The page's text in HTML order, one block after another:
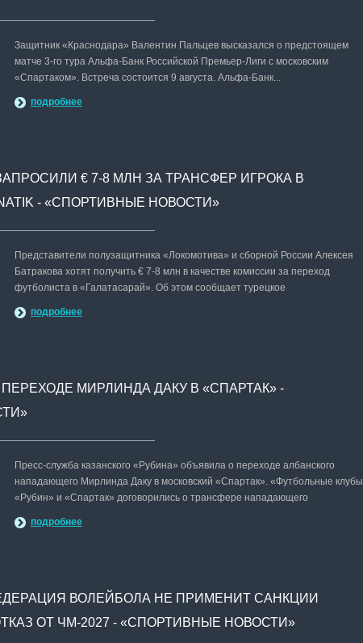
Защитник «Краснодара» Валентин Пальцев высказался о предстоящем
матче 3-го тура Альфа-Банк Российской Премьер-Лиги с московским
«Спартаком». Встреча состоится 9 августа. Альфа-Банк...
подробнее
€ 7-8 МЛН ЗА ТРАНСФЕР ИГРОКА В
- «СПОРТИВНЫЕ НОВОСТИ»
Представители полузащитника «Локомотива» и сборной России Алексея
Батракова хотят получить € 7-8 млн в качестве комиссии за переход
футболиста в «Галатасарай». Об этом сообщает турецкое
подробнее
МИРЛИНДА ДАКУ В «СПАРТАК» -
Пресс-служба казанского «Рубина» объявила о переходе албанского
нападающего Мирлинда Даку в московский «Спартак». «Футбольные клубы
«Рубин» и «Спартак» договорились о трансфере нападающего
подробнее
ВОЛЕЙБОЛА НЕ ПРИМЕНИТ САНКЦИИ
ОТ ЧМ-2027 - «СПОРТИВНЫЕ НОВОСТИ»